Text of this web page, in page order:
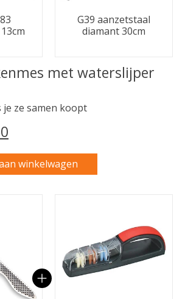
G39 aanzetstaal
diamant 30cm
met waterslijper
ze samen koopt
winkelwagen
producten